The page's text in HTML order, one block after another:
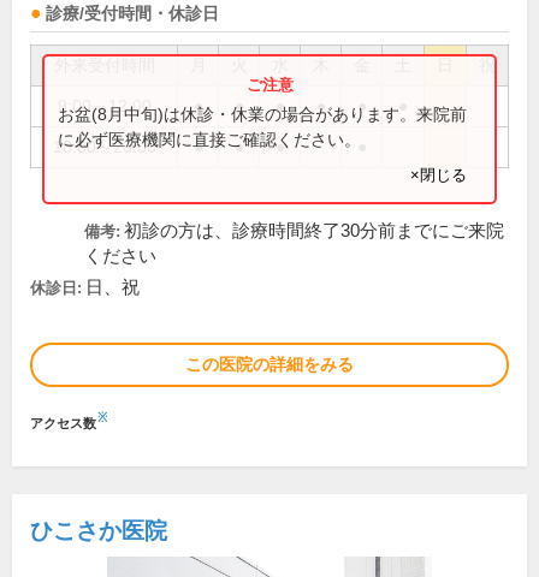
診療/受付時間・休診日
祝
9:00～12:00 ● ● ● ● ●
18:00～20:00 ● ● ●
お盆(8月中旬)は休診・休業の場合があります。来院前
に必ず医療機関に直接ご確認ください。
×閉じる
備考: 初診の方は、診療時間終了30分前までにご来院
ください
休診日: 日、祝
この医院の詳細をみる
アクセス数※
ひこさか医院